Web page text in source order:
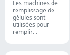
Les machines de
remplissage de
gélules sont
utilisées pour
remplir